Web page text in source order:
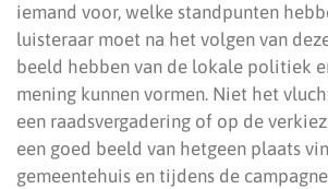
iemand voor, welke standpunten
luisteraar moet na het volgen van
beeld hebben van de lokale politiek
mening kunnen vormen. Niet het
een raadsvergadering of op de
een goed beeld van hetgeen plaats
gemeentehuis en tijdens de